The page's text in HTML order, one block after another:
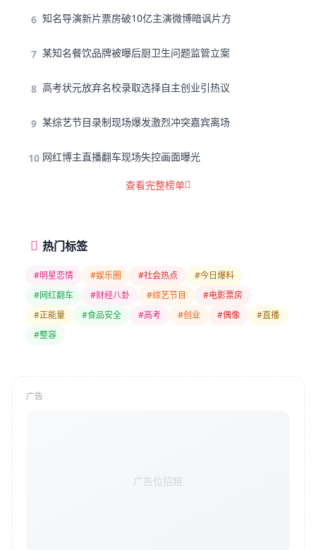
6 知名导演新片票房破10亿主演微博暗讽片方
7 某知名餐饮品牌被曝后厨卫生问题监管立案
8 高考状元放弃名校录取选择自主创业引热议
9 某综艺节目录制现场爆发激烈冲突嘉宾离场
10 网红博主直播翻车现场失控画面曝光
查看完整榜单
热门标签
#明星恋情 #娱乐圈 #社会热点
#今日爆料
#网红翻车
#财经八卦 #综艺节目
#电影票房
#正能量
#食品安全 #高考 #创业 #偶像
#直播
#整容
广告
广告位招租